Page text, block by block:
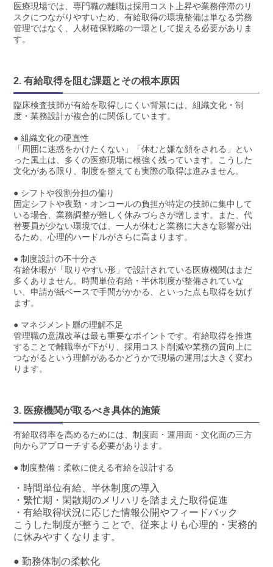
医療現場では、専門職の離職は採用コスト上昇や業務停滞のリ
スクにつながりやすいため、有給取得の環境整備は単なる労務
管理ではなく、人材確保戦略の一環として捉える必要がありま
す。
2. 有給取得を阻む課題とその根本原因
臨床検査技師が有給を取得しにくい背景には、組織文化・制
度・業務設計が複合的に関係しています。
● 組織文化の硬直性
「周囲に迷惑をかけたくない」「休むと嫌な顔をされる」とい
った風土は、多くの医療現場に根強く残っています。こうした
文化がある限り、制度を整えても実際の取得は進みません。
● シフトや役割分担の偏り
固定シフトや夜勤・オンコールの負担が特定の技師に集中して
いる場合、業務調整が難しく休みづらさが増します。また、代
替要員が少ない環境では、一人が休むと業務に大きな影響が出
るため、心理的ハードルがさらに高まります。
● 制度設計の不十分さ
有給休暇が「取りやすい形」で設計されている医療機関はまだ
多くありません。時間単位有給・半休制度が整備されていな
い、申請が紙ベースで手間がかかる、といった点も取得を妨げ
ます。
● マネジメント層の理解不足
管理職の意識改革は最も重要なポイントです。有給取得を推進
することで離職率が下がり、採用コスト削減や業務の質向上に
つながるという理解があるかどうかで現場の運用は大きく変わ
ります。
3. 医療機関が取るべき具体的施策
有給取得率を高めるためには、制度面・運用面・文化面の三方
向からアプローチする必要があります。
● 制度整備：柔軟に使える有給を設計する
・時間単位有給、半休制度の導入
・繁忙期・閑散期のメリハリを踏まえた取得促進
・有給取得状況に応じた情報公開やフィードバック
こうした制度が整うことで、従来よりも心理的・実務的
に休みやすくなります。
● 勤務体制の柔軟化